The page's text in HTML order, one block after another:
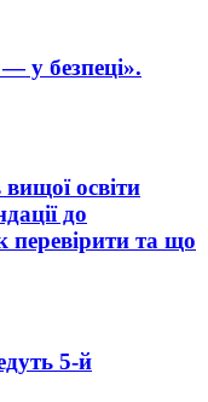
у безпеці».
освіти
до
перевірити та що
5-й